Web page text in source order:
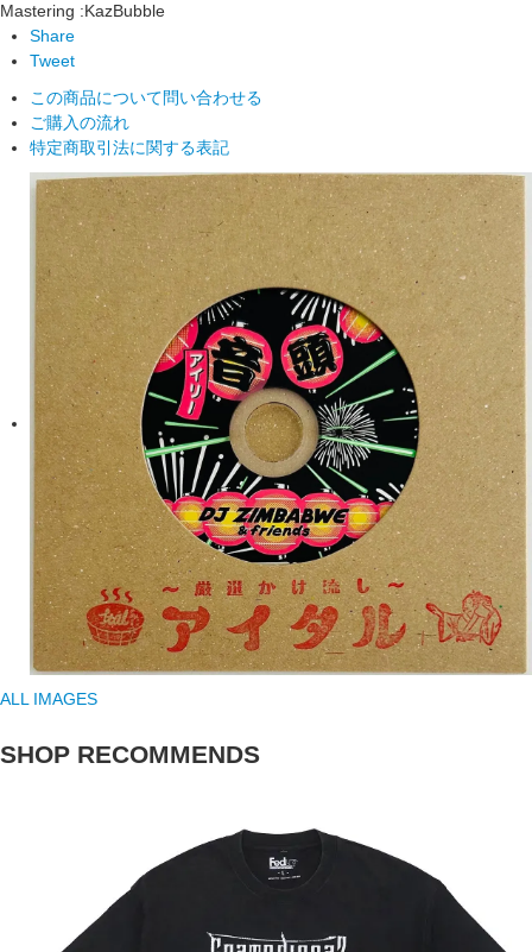
Mastering :KazBubble
Share
Tweet
この商品について問い合わせる
ご購入の流れ
特定商取引法に関する表記
ALL IMAGES
SHOP RECOMMENDS